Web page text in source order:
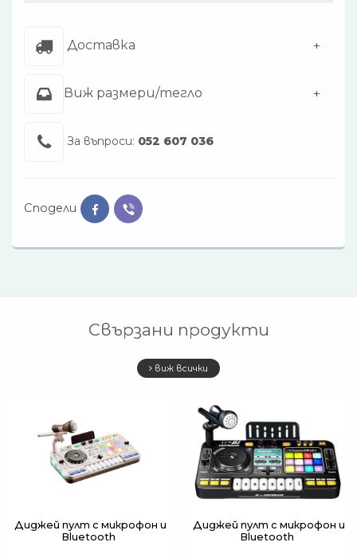
Доставка
Виж размери/тегло
За въпроси: 052 607 036
Сподели
Свързани продукти
виж всички
Диджей пулт с микрофон и
Bluetooth
Диджей пулт с микрофон и
Bluetooth